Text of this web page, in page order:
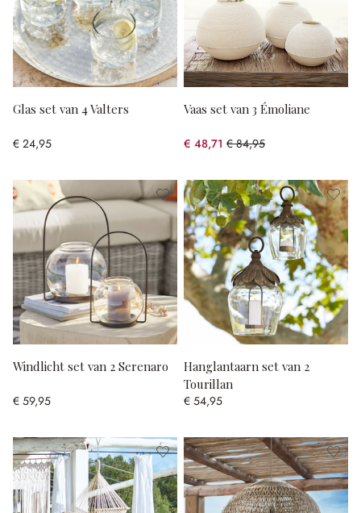
Glas set van 4 Valters
€ 24,95
Vaas set van 3 Émoliane
€ 48,71 € 84,95
(42.66% gespart)
Windlicht set van 2 Serenaro
€ 59,95
Hanglantaarn set van 2
Tourillan
€ 54,95